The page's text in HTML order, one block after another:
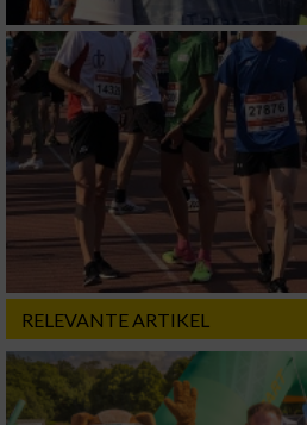
RELEVANTE ARTIKEL